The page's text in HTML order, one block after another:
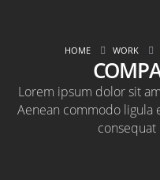
HOME WORK
Lorem ipsum dolor sit
Aenean commodo ligula
consequat